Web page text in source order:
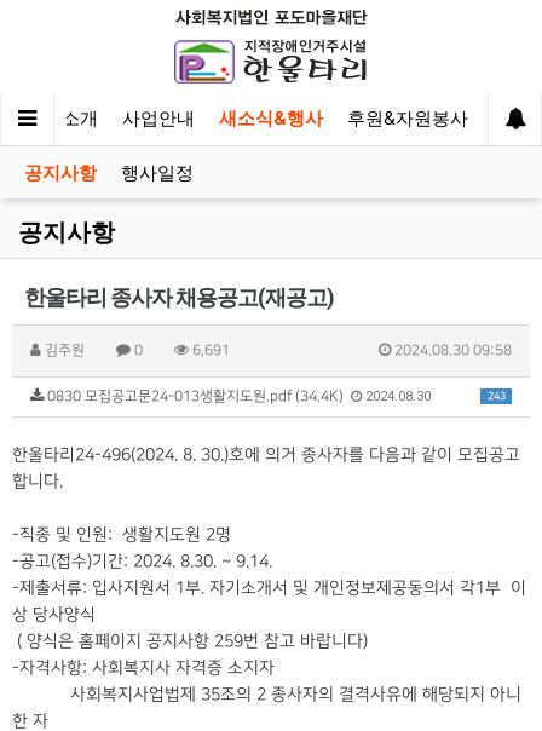
타리 소개 사업안내 새소식&행사 후원&자원봉사 이야
공지사항 행사일정
공지사항
한울타리 종사자 채용공고(재공고)
김주원 0 6,691 2024.08.30 09:58
243
0830 모집공고문24-013생활지도원.pdf (34.4K) 2024.08.30
한울타리24-496(2024. 8. 30.)호에 의거 종사자를 다음과 같이 모집공고
합니다.
-직종 및 인원: 생활지도원 2명
-공고(접수)기간: 2024. 8.30. ~ 9.14.
-제출서류: 입사지원서 1부. 자기소개서 및 개인정보제공동의서 각1부 이
상 당사양식
( 양식은 홈페이지 공지사항 259번 참고 바랍니다)
-자격사항: 사회복지사 자격증 소지자
사회복지사업법제 35조의 2 종사자의 결격사유에 해당되지 아니
한 자